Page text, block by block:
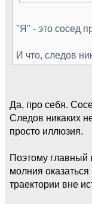
"Я" - это сосед
И что, следов
Да, про себя.
Следов никаких
просто иллюзия.
Поэтому главный
молния
траектории вне